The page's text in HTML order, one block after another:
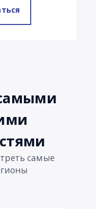
самые